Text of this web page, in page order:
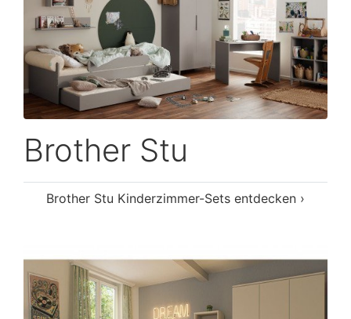
Brother Stu
Brother Stu Kinderzimmer-Sets entdecken ›